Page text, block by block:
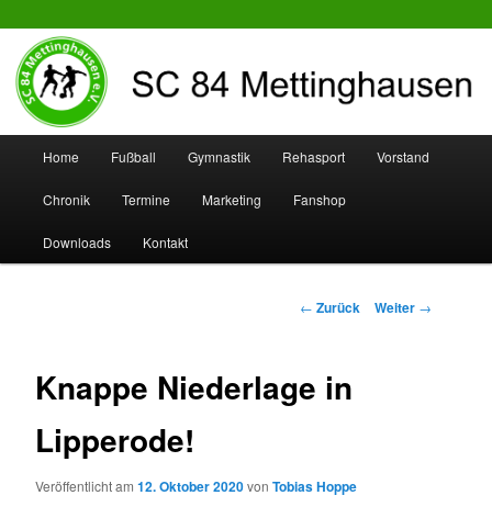
SC 84 Mettinghausen
Zum
Inhalt
wechseln
Zum
sekundären
Inhalt
Home Fußball Gymnastik Rehasport Vorstand
Chronik Termine Marketing Fanshop
Downloads Kontakt
Beitrags-
← Zurück Weiter →
Knappe Niederlage in
Lipperode!
Veröffentlicht am12. Oktober 2020vonTobias Hoppe